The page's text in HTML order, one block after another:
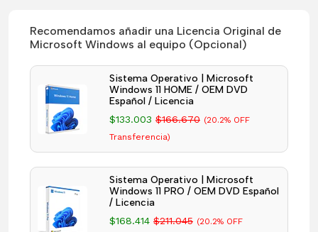
Recomendamos añadir una Licencia Original de
Microsoft Windows al equipo (Opcional)
Sistema Operativo | Microsoft
Windows 11 HOME / OEM DVD
Español / Licencia
$133.003 $166.670 (20.2% OFF
Transferencia)
Sistema Operativo | Microsoft
Windows 11 PRO / OEM DVD Español
/ Licencia
$168.414 $211.045 (20.2% OFF